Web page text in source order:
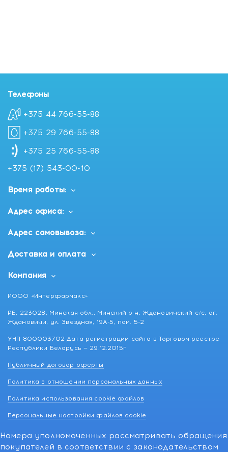
Телефоны
+375 44 766-55-88
+375 29 766-55-88
+375 25 766-55-88
+375 (17) 543-00-10
Время работы:
Адрес офиса:
Адрес самовывоза:
Доставка и оплата
Компания
ИООО «Интерфармакс»
РБ, 223028, Минская обл., Минский р-н, Ждановичский с/с, аг.
Ждановичи, ул. Звездная, 19А-5, пом. 5-2
УНП 800003702 Дата регистрации сайта в Торговом реестре
Республики Беларусь — 29.12.2015г
Публичный договор оферты
Политика в отношении персональных данных
Политика использования cookie файлов
Персональные настройки файлов cookie
Номера уполномоченных рассматривать обращения
покупателей в соответствии с законодательством